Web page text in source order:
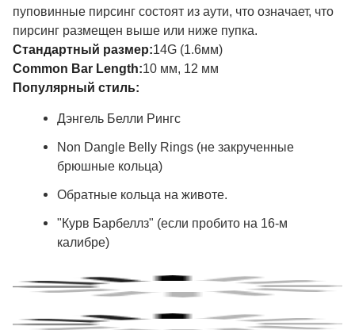
пуповинные пирсинг состоят из аути, что означает, что
пирсинг размещен выше или ниже пупка.
Стандартный размер:14G (1.6мм)
Common Bar Length:10 мм, 12 мм
Популярный стиль:
Дэнгель Белли Рингс
Non Dangle Belly Rings (не закрученные
брюшные кольца)
Обратные кольца на животе.
"Курв Барбеллз" (если пробито на 16-м
калибре)